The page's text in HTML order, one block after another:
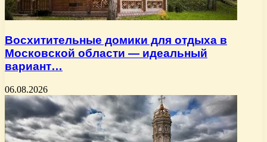
Восхитительные домики для отдыха в
Московской области — идеальный
вариант…
06.08.2026